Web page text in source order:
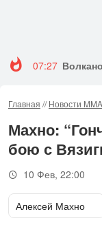
07:27
Главная //Новости
Махно:
бою с
10 Фев, 22:00
Алексей Махно